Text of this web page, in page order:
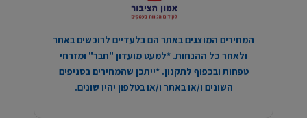
המחירים המוצגים באתר הם בלעדיים לרוכשים באתר
ולאחר כל ההנחות. *למעט מועדון "חבר" ומזרחי
טפחות ובכפוף לתקנון. *ייתכן שהמחירים בסניפים
השונים ו/או באתר ו/או בטלפון יהיו שונים.